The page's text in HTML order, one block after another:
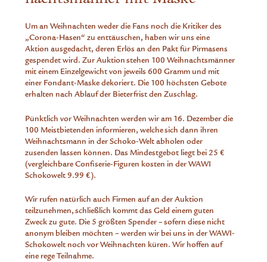
Um an Weihnachten weder die Fans noch die Kritiker des
„Corona-Hasen“ zu enttäuschen, haben wir uns eine
Aktion ausgedacht, deren Erlös an den Pakt für Pirmasens
gespendet wird. Zur Auktion stehen 100 Weihnachtsmänner
mit einem Einzelgewicht von jeweils 600 Gramm und mit
einer Fondant-Maske dekoriert. Die 100 höchsten Gebote
erhalten nach Ablauf der Bieterfrist den Zuschlag.
Pünktlich vor Weihnachten werden wir am 16. Dezember die
100 Meistbietenden informieren, welche sich dann ihren
Weihnachtsmann in der Schoko-Welt abholen oder
zusenden lassen können. Das Mindestgebot liegt bei 25 €
(vergleichbare Confiserie-Figuren kosten in der WAWI
Schokowelt 9.99 €).
Wir rufen natürlich auch Firmen auf an der Auktion
teilzunehmen, schließlich kommt das Geld einem guten
Zweck zu gute. Die 5 größten Spender – sofern diese nicht
anonym bleiben möchten – werden wir bei uns in der WAWI-
Schokowelt noch vor Weihnachten küren. Wir hoffen auf
eine rege Teilnahme.